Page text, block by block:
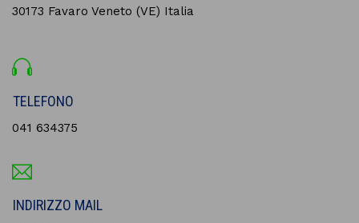
30173 Favaro Veneto (VE) Italia
TELEFONO
041 634375
INDIRIZZO MAIL